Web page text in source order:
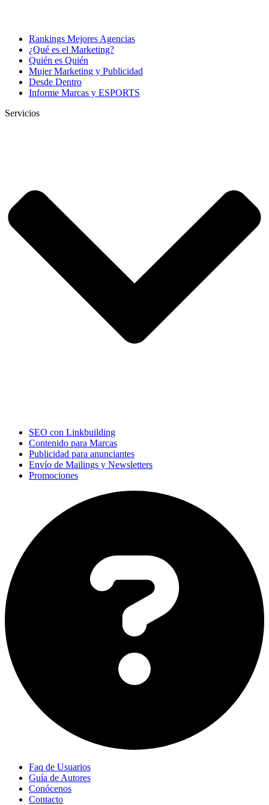
Rankings Mejores Agencias
¿Qué es el Marketing?
Quién es Quién
Mujer Marketing y Publicidad
Desde Dentro
Informe Marcas y ESPORTS
Servicios
SEO con Linkbuilding
Contenido para Marcas
Publicidad para anunciantes
Envío de Mailings y Newsletters
Promociones
Faq de Usuarios
Guía de Autores
Conócenos
Contacto